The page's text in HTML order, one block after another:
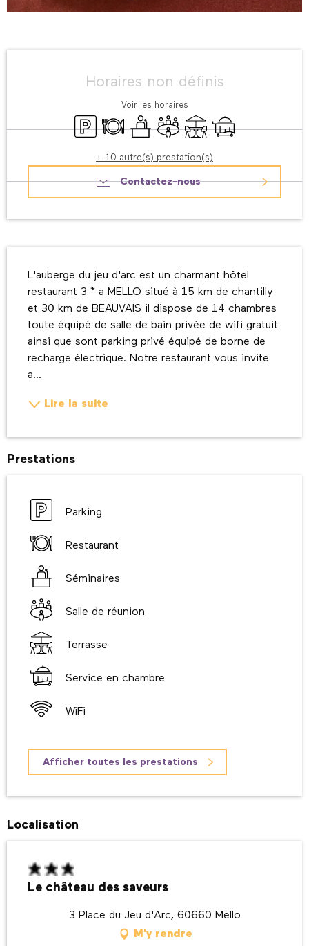
Horaires non définis
Voir les horaires
ParkingRestaurantSéminairesSalle de réunion
TerrasseService en chambre
+ 10 autre(s) prestation(s)
Contactez-nous
L'auberge du jeu d'arc est un charmant hôtel
restaurant 3 * a MELLO situé à 15 km de chantilly
et 30 km de BEAUVAIS il dispose de 14 chambres
toute équipé de salle de bain privée de wifi gratuit
ainsi que sont parking privé équipé de borne de
recharge électrique. Notre restaurant vous invite
a...
Lire la suite
Prestations
Parking
Restaurant
Séminaires
Salle de réunion
Terrasse
Service en chambre
WiFi
Afficher toutes les prestations
Localisation
Le château des saveurs
3 Place du Jeu d'Arc, 60660 Mello
M'y rendre